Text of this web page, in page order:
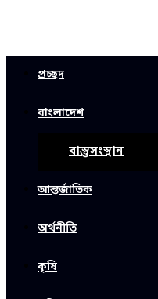
প্রচ্ছদ
বাংলাদেশ
বাস্তুসংস্থান
আন্তর্জাতিক
অর্থনীতি
কৃষি